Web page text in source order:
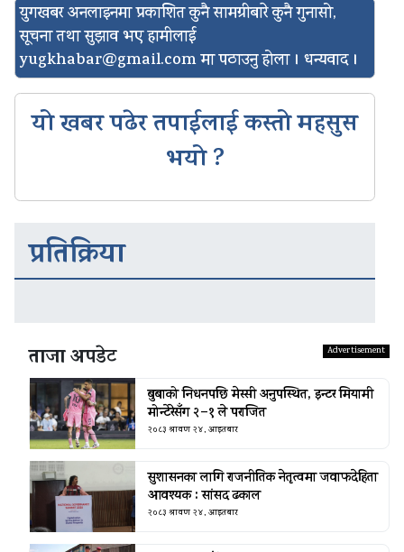
युगखबर अनलाइनमा प्रकाशित कुनै सामग्रीबारे कुनै गुनासो,
सूचना तथा सुझाव भए हामीलाई
yugkhabar@gmail.comमा पठाउनु होला । धन्यवाद ।
यो खबर पढेर तपाईलाई कस्तो महसुस
भयो ?
प्रतिक्रिया
ताजा अपडेट
बुबाको निधनपछि मेस्सी अनुपस्थित, इन्टर मियामी
मोन्टेरेसँग २–१ ले पराजित
२०८३ श्रावण २४, आइतबार
सुशासनका लागि राजनीतिक नेतृत्वमा जवाफदेहिता
आवश्यक : सांसद ढकाल
२०८३ श्रावण २४, आइतबार